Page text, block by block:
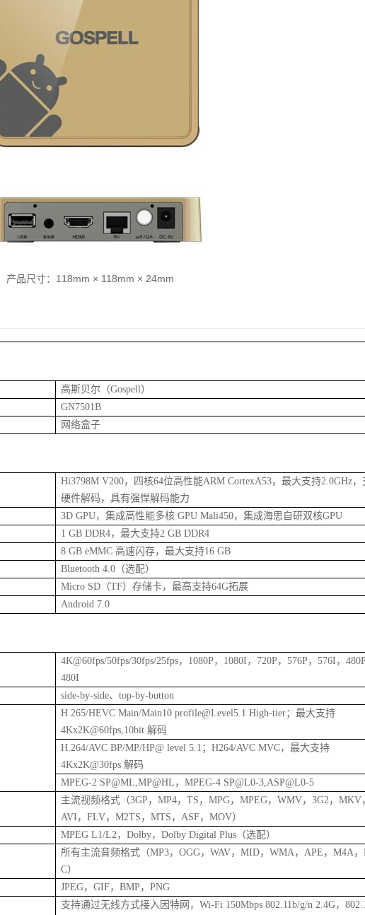
•支持硬件级别的3D处理能力，支持OPEN GL 3D图形引
产品尺寸： 118mm × 118mm × 24mm
高斯贝尔（Gospell）
GN7501B
网络盒子
Hi3798M V200，四核64位高性能ARM CortexA53，最大支持2.0GHz，
硬件解码，具有强悍解码能力
3D GPU，集成高性能多核 GPU Mali450，集成海思自研双核GPU
1 GB DDR4，最大支持2 GB DDR4
8 GB eMMC 高速闪存，最大支持16 GB
Bluetooth 4.0 （选配）
Micro SD （TF）存储卡，最高支持64G拓展
Android 7.0
4K@60fps/50fps/30fps/25fps， 1080P ， 1080I ， 720P ， 576P ， 576I ，
480I
side-by-side、 top-by-button
H.265/HEVC Main/Main10 profile@Level5.1 High-tier；最大支持
4Kx2K@60fps,10bit 解码
H.264/AVC BP/MP/HP@ level 5.1 ； H264/AVC MVC，最大支持
4Kx2K@30fps 解码
MPEG-2 SP@ML,MP@HL ， MPEG-4 SP@L0-3,ASP@L0-5
主流视频格式（3GP ， MP4， TS ， MPG， MPEG， WMV， 3G2， MKV
AVI ， FLV， M2TS ， MTS ， ASF， MOV）
MPEG L1/L2， Dolby， Dolby Digital Plus （选配）
所有主流音频格式（MP3， OGG， WAV， MID， WMA， APE ， M4A，
C）
JPEG， GIF， BMP ， PNG
支持通过无线方式接入因特网， Wi-Fi 150Mbps 802.11b/g/n 2.4G，